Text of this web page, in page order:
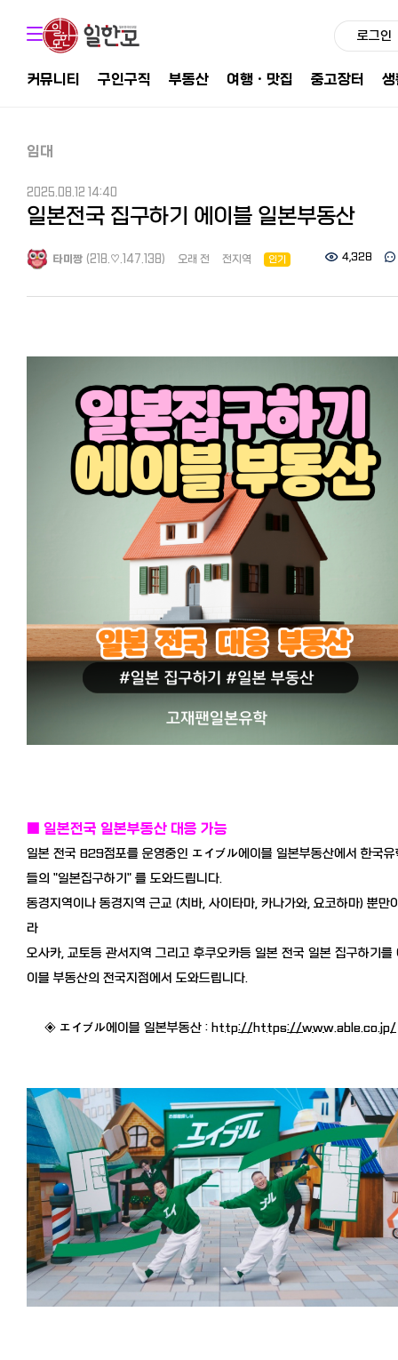
로그인
커뮤니티 구인구직 부동산 여행ㆍ맛집 중고장터
임대
2025.08.12 14:40
일본전국 집구하기 에이블 일본부동산
타미짱 (218.♡.147.138) 오래 전 전지역 인기 4,328
■ 일본전국 일본부동산 대응 가능
일본 전국 829점포를 운영중인 エイブル에이블 일본부동산에서 한국유
들의 "일본집구하기" 를 도와드립니다.
동경지역이나 동경지역 근교 (치바, 사이타마, 카나가와, 요코하마) 뿐만
라
오사카, 교토등 관서지역 그리고 후쿠오카등 일본 전국 일본 집구하기를
이블 부동산의 전국지점에서 도와드립니다.
◈ エイブル에이블 일본부동산 : http://https://www.able.co.jp/